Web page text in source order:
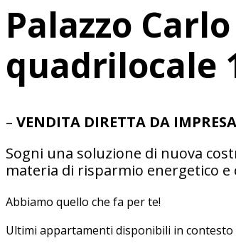
Palazzo
quadrilocale
– VENDITA DIRETTA DA
Sogni una soluzione di nuova
materia di risparmio energetico
Abbiamo quello che fa per te!
Ultimi appartamenti disponibili in